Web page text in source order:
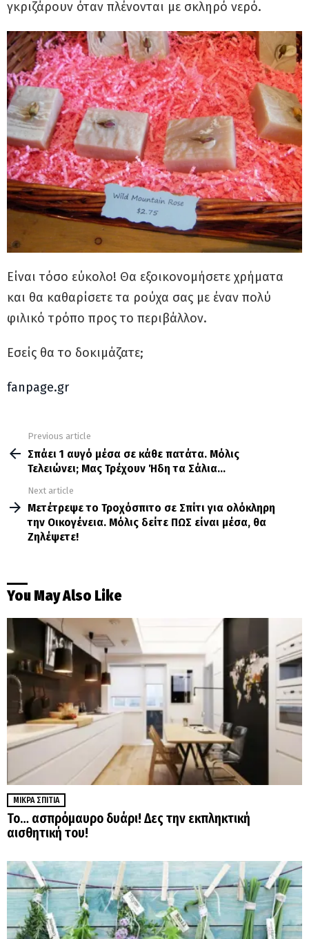
γκριζάρουν όταν πλένονται με σκληρό νερό.
Είναι τόσο εύκολο! Θα εξοικονομήσετε χρήματα
και θα καθαρίσετε τα ρούχα σας με έναν πολύ
φιλικό τρόπο προς το περιβάλλον.
Εσείς θα το δοκιμάζατε;
fanpage.gr
more
Previous article
Σπάει 1 αυγό μέσα σε κάθε πατάτα. Μόλις
Τελειώνει; Μας Τρέχουν Ήδη τα Σάλια…
Next article
Μετέτρεψε το Τροχόσπιτο σε Σπίτι για ολόκληρη
την Οικογένεια. Μόλις δείτε ΠΩΣ είναι μέσα, θα
Ζηλέψετε!
You May Also Like
ΜΙΚΡΆ ΣΠΊΤΙΑ
Το… ασπρόμαυρο δυάρι! Δες την εκπληκτική
αισθητική του!